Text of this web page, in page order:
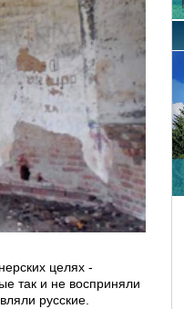
целях -
так и не восприняли
русские.